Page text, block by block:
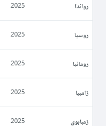
رواندا 2025
روسيا 2025
رومانيا 2025
زامبيا 2025
زمبابوي 2025